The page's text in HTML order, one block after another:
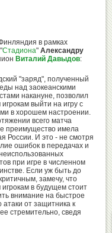
в рамках
Стадиона" Александру
Виталий Давыдов:
"заряд", полученный
над заокеанскими
накануне, позволил
выйти на игру с
в хорошем настроении.
всего матча
преимущество имела
России. И это - не смотря
ошибок в передачах и
при игре в численном
Если уж быть до
замечу, что
в будущем стоит
внимание на быстрое
атаки от защитника к
стремительно, сведя